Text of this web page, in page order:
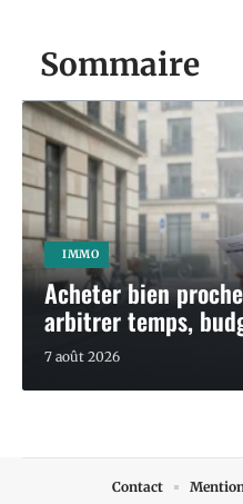
Sommaire
IMMO
Acheter bien
arbitrer temps,
7 août 2026
Contact